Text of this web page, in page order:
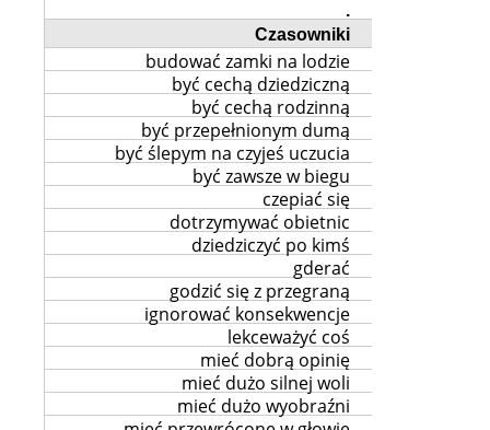
.
Czasowniki
budować zamki na lodzie
być cechą dziedziczną
być cechą rodzinną
być przepełnionym dumą
być ślepym na czyjeś uczucia
być zawsze w biegu
czepiać się
dotrzymywać obietnic
dziedziczyć po kimś
gderać
godzić się z przegraną
ignorować konsekwencje
lekceważyć coś
mieć dobrą opinię
mieć dużo silnej woli
mieć dużo wyobraźni